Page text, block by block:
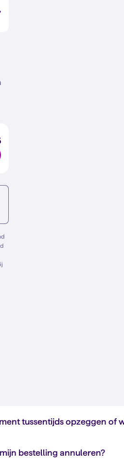
tussentijds opzeggen of
bestelling annuleren?